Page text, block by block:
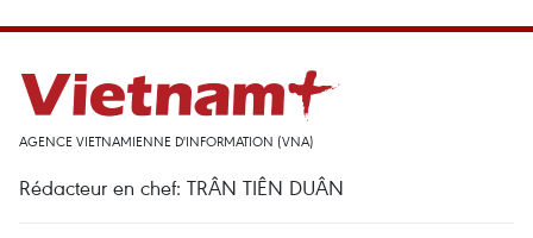
AGENCE VIETNAMIENNE D'INFORMATION (VNA)
Rédacteur en chef: TRÂN TIÊN DUÂN